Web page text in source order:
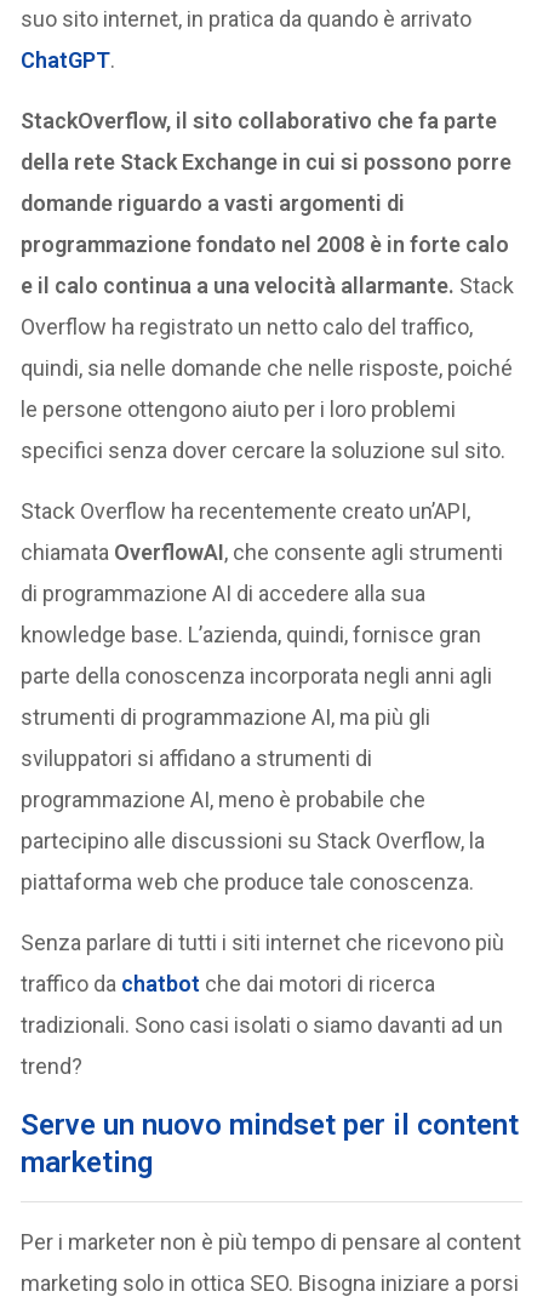
suo sito internet, in pratica da quando è arrivato
ChatGPT.
StackOverflow, il sito collaborativo che fa parte
della rete Stack Exchange in cui si possono porre
domande riguardo a vasti argomenti di
programmazione fondato nel 2008 è in forte calo
e il calo continua a una velocità allarmante. Stack
Overflow ha registrato un netto calo del traffico,
quindi, sia nelle domande che nelle risposte, poiché
le persone ottengono aiuto per i loro problemi
specifici senza dover cercare la soluzione sul sito.
Stack Overflow ha recentemente creato un’API,
chiamata OverflowAI, che consente agli strumenti
di programmazione AI di accedere alla sua
knowledge base. L’azienda, quindi, fornisce gran
parte della conoscenza incorporata negli anni agli
strumenti di programmazione AI, ma più gli
sviluppatori si affidano a strumenti di
programmazione AI, meno è probabile che
partecipino alle discussioni su Stack Overflow, la
piattaforma web che produce tale conoscenza.
Senza parlare di tutti i siti internet che ricevono più
traffico da chatbot che dai motori di ricerca
tradizionali. Sono casi isolati o siamo davanti ad un
trend?
Serve un nuovo mindset per il content
marketing
Per i marketer non è più tempo di pensare al content
marketing solo in ottica SEO. Bisogna iniziare a porsi